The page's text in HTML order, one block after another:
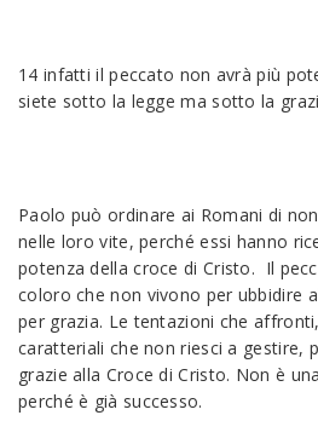
14 infatti il peccato non avrà più
siete sotto la legge ma sotto la
Paolo può ordinare ai Romani di
nelle loro vite, perché essi hanno
potenza della croce di Cristo. Il
coloro che non vivono per ubbidire
per grazia. Le tentazioni che
caratteriali che non riesci a gestire,
grazie alla Croce di Cristo. Non è
perché è già successo.